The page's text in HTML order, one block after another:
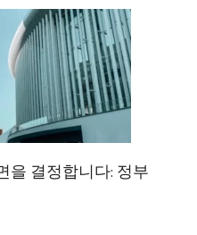
을 결정합니다: 정부